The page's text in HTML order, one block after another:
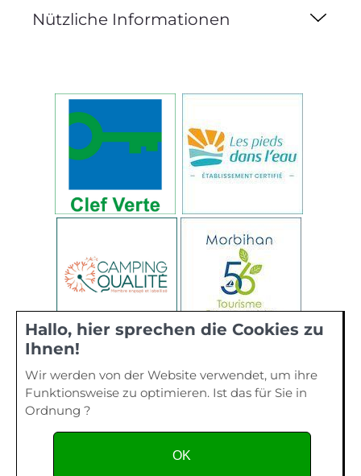
Nützliche Informationen
Hallo, hier sprechen die Cookies zu
Ihnen!
Wir werden von der Website verwendet, um ihre
Funktionsweise zu optimieren. Ist das für Sie in
Ordnung ?
OK